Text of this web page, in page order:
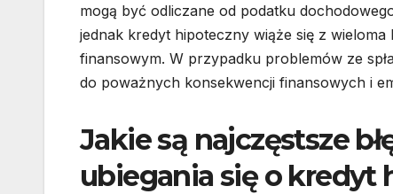
mogą być odliczane od podatku
jednak kredyt hipoteczny wiąże się z
finansowym. W przypadku problemów ze
do poważnych konsekwencji finansowych i
Jakie są najczęstsze
ubiegania się o kredyt